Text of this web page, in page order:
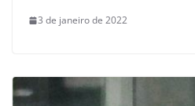
3 de janeiro de 2022